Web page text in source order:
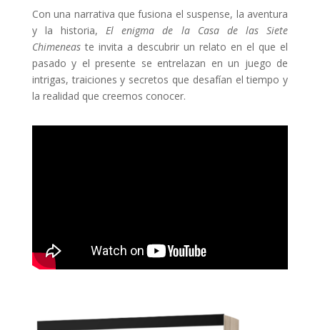
Con una narrativa que fusiona el suspense, la aventura
y la historia,El enigma de la Casa de las Siete
Chimeneaste invita a descubrir un relato en el que el
pasado y el presente se entrelazan en un juego de
intrigas, traiciones y secretos que desafían el tiempo y
la realidad que creemos conocer.